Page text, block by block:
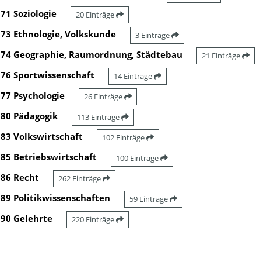
71 Soziologie 20 Einträge
73 Ethnologie, Volkskunde 3 Einträge
74 Geographie, Raumordnung, Städtebau 21 Einträge
76 Sportwissenschaft 14 Einträge
77 Psychologie 26 Einträge
80 Pädagogik 113 Einträge
83 Volkswirtschaft 102 Einträge
85 Betriebswirtschaft 100 Einträge
86 Recht 262 Einträge
89 Politikwissenschaften 59 Einträge
90 Gelehrte 220 Einträge